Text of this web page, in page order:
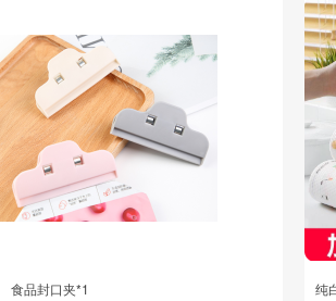
食品封口夹*1
纯